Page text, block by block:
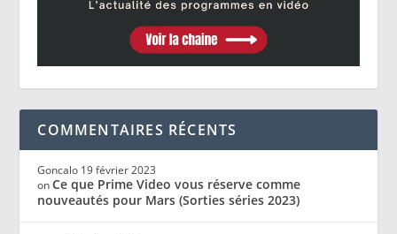
COMMENTAIRES RÉCENTS
Goncalo 19 février 2023
onCe que Prime Video vous réserve comme
nouveautés pour Mars (Sorties séries 2023)